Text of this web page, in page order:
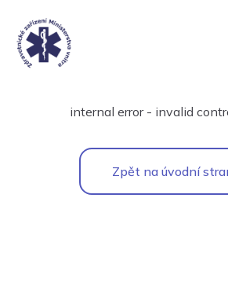
internal error - invalid
Zpět na úvodní